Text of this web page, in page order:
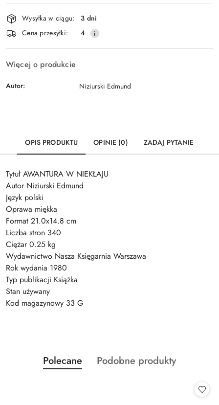
Wyślij
Dostępność
i
dostawa
Wysyłka w ciągu:
3 dni
Cena przesyłki:
4
Więcej o produkcie
Autor: Niziurski Edmund
OPIS PRODUKTU OPINIE (0) ZADAJ PYTANIE
Tytuł AWANTURA W NIEKŁAJU
Autor Niziurski Edmund
Język polski
Oprawa miękka
Format 21.0x14.8 cm
Liczba stron 340
Ciężar 0.25 kg
Wydawnictwo Nasza Księgarnia Warszawa
Rok wydania 1980
Typ publikacji Książka
Stan używany
Kod magazynowy 33 G
Pomiń karuzelę produktów
Produkty
o
Polecane
Produkty
Podobne produkty